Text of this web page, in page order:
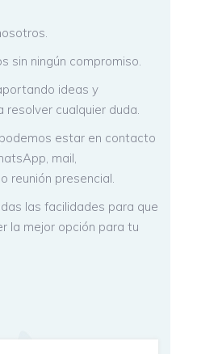
sin ningún compromiso.
ideas y
resolver cualquier duda.
estar en contacto
mail,
reunión presencial.
las facilidades para que
la mejor opción para tu